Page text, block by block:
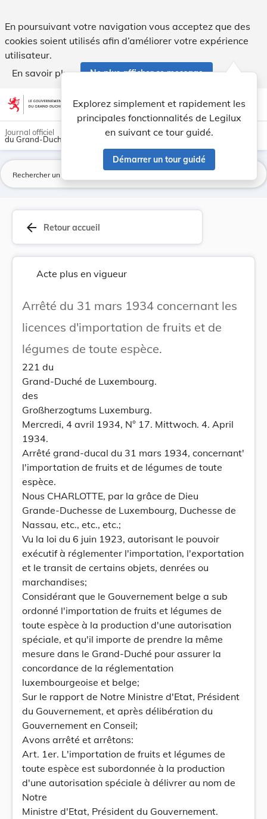
En poursuivant votre navigation vous acceptez que des
cookies soient utilisés afin d’améliorer votre expérience
utilisateur.
En savoir plus
Ne plus afficher ce message
Aller au contenu account_circle help Aide
Explorez simplement et rapidement les
principales fonctionnalités de Legilux
en suivant ce tour guidé.
Démarrer un tour guidé
light_mode dark_mode
Journal officiel
du Grand-Duché de Luxembourg
arrow_back Retour accueil
Acte plus en vigueur
Arrêté du 31 mars 1934 concernant les
licences d'importation de fruits et de
légumes de toute espèce.
221 du
Grand-Duché de Luxembourg.
des
Großherzogtums Luxemburg.
Mercredi, 4 avril 1934, N° 17. Mittwoch. 4. April
1934.
Arrêté grand-ducal du 31 mars 1934, concernant'
l'importation de fruits et de légumes de toute
espèce.
Nous CHARLOTTE, par la grâce de Dieu
Grande-Duchesse de Luxembourg, Duchesse de
Nassau, etc., etc., etc.;
Vu la loi du 6 juin 1923, autorisant le pouvoir
exécutif à réglementer l'importation, l'exportation
et le transit de certains objets, denrées ou
marchandises;
Considérant que le Gouvernement belge a sub
ordonné l'importation de fruits et légumes de
toute espèce à la production d'une autorisation
spéciale, et qu'il importe de prendre la même
mesure dans le Grand-Duché pour assurer la
concordance de la réglementation
luxembourgeoise et belge;
Sur le rapport de Notre Ministre d'Etat, Président
du Gouvernement, et après délibération du
Gouvernement en Conseil;
Avons arrêté et arrêtons:
Art. 1er. L'importation de fruits et légumes de
toute espèce est subordonnée à la production
d'une autorisation spéciale à délivrer au nom de
Notre
Ministre d'Etat, Président du Gouvernement.